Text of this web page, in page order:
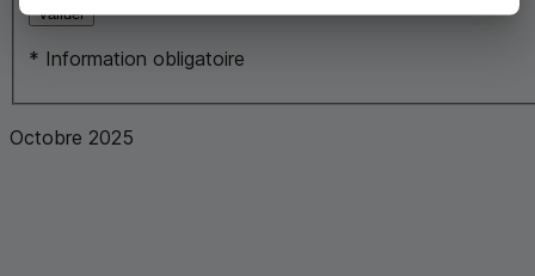
Valider
* Information obligatoire
Octobre 2025